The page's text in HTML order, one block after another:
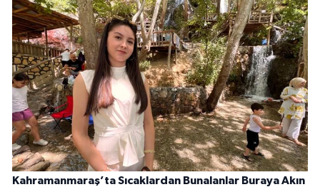
Kahramanmaraş’ta Sıcaklardan Bunalanlar Buraya Akın